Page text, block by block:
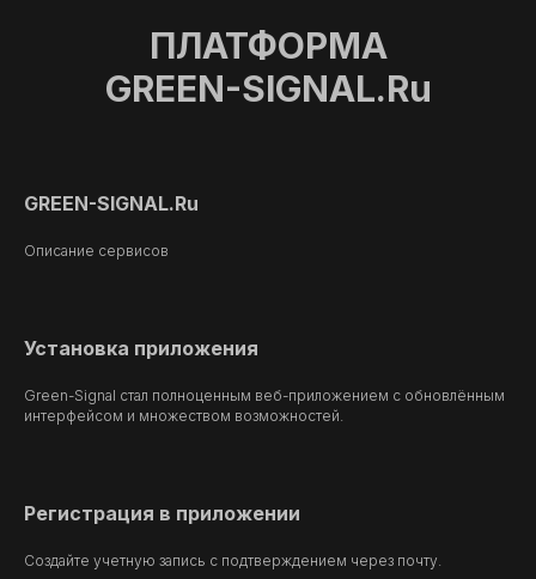
ПЛАТФОРМА
GREEN-SIGNAL.Ru
GREEN-SIGNAL.Ru
Описание сервисов
Установка приложения
Green-Signal стал полноценным веб-приложением с обновлённым
интерфейсом и множеством возможностей.
Регистрация в приложении
Создайте учетную запись с подтверждением через почту.